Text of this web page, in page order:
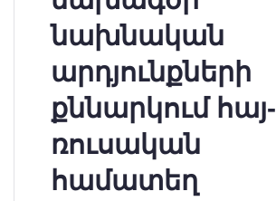
նախնական
արդյունքների
քննարկում հայ-
ռուսական
համատեղ